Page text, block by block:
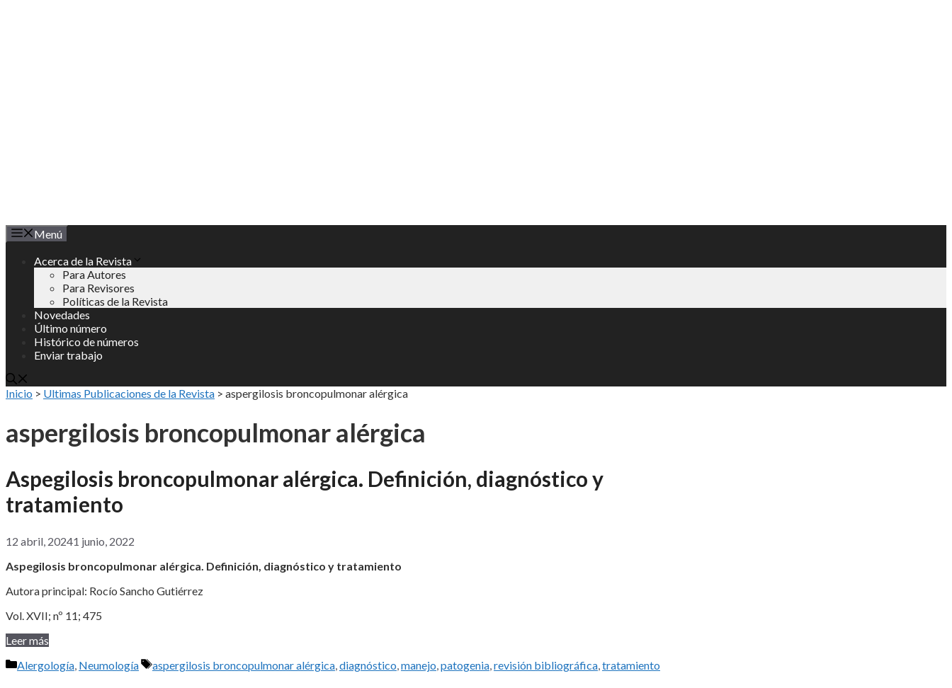
Menú
Acerca de la Revista
Para Autores
Para Revisores
Políticas de la Revista
Novedades
Último número
Histórico de números
Enviar trabajo
Inicio > Ultimas Publicaciones de la Revista > aspergilosis broncopulmonar alérgica
aspergilosis broncopulmonar alérgica
Aspegilosis broncopulmonar alérgica. Definición, diagnóstico y
tratamiento
12 abril, 20241 junio, 2022
Aspegilosis broncopulmonar alérgica. Definición, diagnóstico y tratamiento
Autora principal: Rocío Sancho Gutiérrez
Vol. XVII; nº 11; 475
Leer más
Categorías
Alergología, Neumología Etiquetas
aspergilosis broncopulmonar alérgica,diagnóstico,manejo,patogenia,revisión bibliográfica,tratamiento